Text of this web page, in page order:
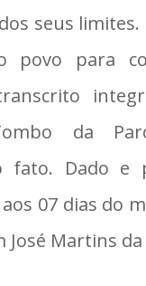
seus limites.
povo para
da
fato. Dado e
07 dias do
José Martins da